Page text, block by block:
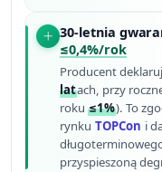
30-letnia
≤0,4%/rok
Producent
latach, przy
roku≤1%). To
rynku TOPCon i
przyspieszoną